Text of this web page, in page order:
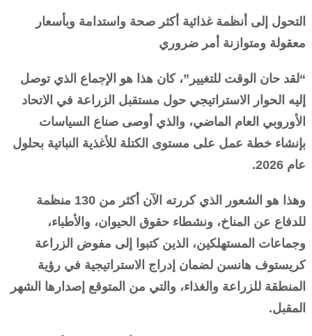
التحول إلى أنظمة غذائية أكثر صحة واستدامة وبأسعار
معقولة ومتوازنة أمر ضروري
“لقد حان الوقت للتغيير”، كان هذا هو الإجماع الذي توصل
إليه الحوار الاستراتيجي حول مستقبل الزراعة في الاتحاد
الأوروبي العام الماضي، والذي أوصى صناع السياسات
بإنشاء خطة عمل على مستوى الكتلة للأغذية النباتية بحلول
عام 2026.
وهذا هو الشعور الذي كررته الآن أكثر من 130 منظمة
للدفاع عن المناخ، ونشطاء حقوق الحيوان، والأطباء،
وجماعات المستهلكين، الذين كتبوا إلى مفوض الزراعة
كريستوف هانسن لضمان إدراج الاستراتيجية في رؤية
المنطقة للزراعة والغذاء، والتي من المتوقع إصدارها الشهر
المقبل.